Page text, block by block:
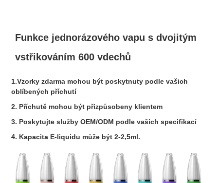
Funkce jednorázového vapu s dvojitým
vstřikováním 600 vdechů
1.Vzorky zdarma mohou být poskytnuty podle vašich
oblíbených příchutí
2. Příchutě mohou být přizpůsobeny klientem
3. Poskytujte služby OEM/ODM podle vašich specifikací
4. Kapacita E-liquidu může být 2-2,5ml.